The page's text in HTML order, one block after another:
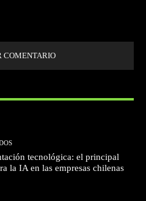
tecnológica: el principal
la IA en las empresas chilenas